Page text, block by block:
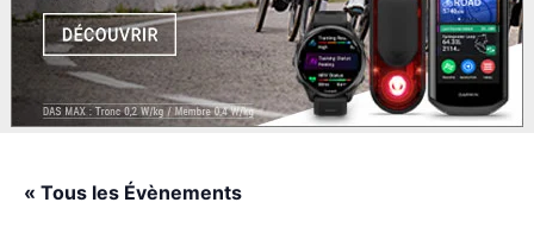
« Tous les Évènements